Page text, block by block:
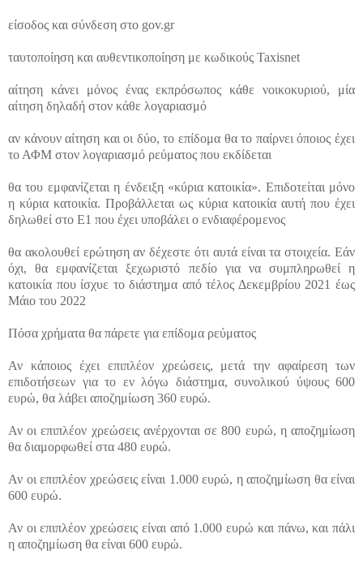
είσοδος και σύνδεση στο gov.gr
ταυτοποίηση και αυθεντικοποίηση με κωδικούς Taxisnet
αίτηση κάνει μόνος ένας εκπρόσωπος κάθε νοικοκυριού, μία
αίτηση δηλαδή στον κάθε λογαριασμό
αν κάνουν αίτηση και οι δύο, το επίδομα θα το παίρνει όποιος έχει
το ΑΦΜ στον λογαριασμό ρεύματος που εκδίδεται
θα του εμφανίζεται η ένδειξη «κύρια κατοικία». Επιδοτείται μόνο
η κύρια κατοικία. Προβάλλεται ως κύρια κατοικία αυτή που έχει
δηλωθεί στο Ε1 που έχει υποβάλει ο ενδιαφέρομενος
θα ακολουθεί ερώτηση αν δέχεστε ότι αυτά είναι τα στοιχεία. Εάν
όχι, θα εμφανίζεται ξεχωριστό πεδίο για να συμπληρωθεί η
κατοικία που ίσχυε το διάστημα από τέλος Δεκεμβρίου 2021 έως
Μάιο του 2022
Πόσα χρήματα θα πάρετε για επίδομα ρεύματος
Αν κάποιος έχει επιπλέον χρεώσεις, μετά την αφαίρεση των
επιδοτήσεων για το εν λόγω διάστημα, συνολικού ύψους 600
ευρώ, θα λάβει αποζημίωση 360 ευρώ.
Αν οι επιπλέον χρεώσεις ανέρχονται σε 800 ευρώ, η αποζημίωση
θα διαμορφωθεί στα 480 ευρώ.
Αν οι επιπλέον χρεώσεις είναι 1.000 ευρώ, η αποζημίωση θα είναι
600 ευρώ.
Αν οι επιπλέον χρεώσεις είναι από 1.000 ευρώ και πάνω, και πάλι
η αποζημίωση θα είναι 600 ευρώ.